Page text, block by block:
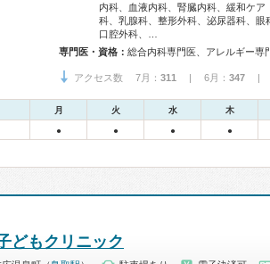
内科、血液内科、腎臓内科、緩和ケ
科、乳腺科、整形外科、泌尿器科、
口腔外科、…
専門医・資格：
アクセス数 7月： 311 | 6月： 347 |
月 火 水 木
● ● ● ●
どもクリニック